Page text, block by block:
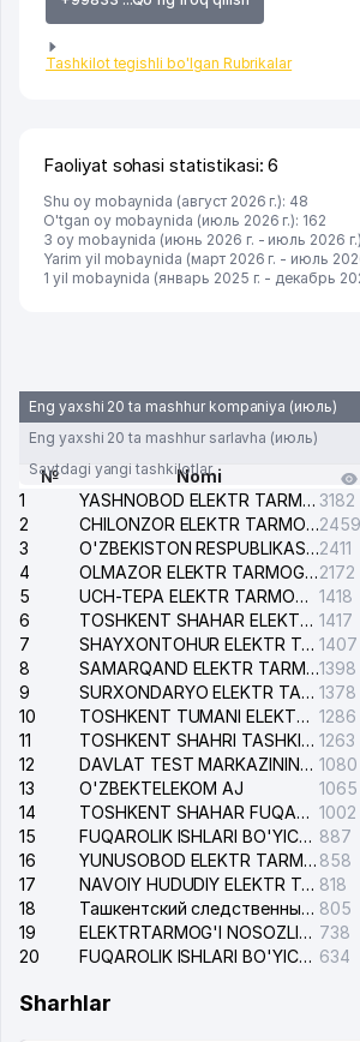
Tashkilot tegishli bo'lgan Rubrikalar
Faoliyat sohasi statistikasi: 6
Shu oy mobaynida (август 2026 г.): 48
O'tgan oy mobaynida (июль 2026 г.): 162
3 oy mobaynida (июнь 2026 г. - июль 2026
Yarim yil mobaynida (март 2026 г. - июль
1 yil mobaynida (январь 2025 г. - декабрь
Eng yaxshi 20 ta mashhur kompaniya (июль)
Eng yaxshi 20 ta mashhur sarlavha (июль)
Saytdagi yangi tashkilotlar
№
Nomi
1
YASHNOBOD ELEKTR TARMOG'I NOSOZLIKLARI XIZMATI 3182
2
CHILONZOR ELEKTR TARMOG'I NOSOZLIK XIZMATI2459
3
O'ZBEKISTON RESPUBLIKASI BOSH PROKURATURASI ISHONCH TELEFONI2411
4
OLMAZOR ELEKTR TARMOG'I NOSOZLIKLARI XIZMATI2172
5
UCH-TEPA ELEKTR TARMOG'I NOSOZLIKLARI XIZMATI 1418
6
TOSHKENT SHAHAR ELEKTR TARMOQLARI KORXONASI AJ 1417
7
SHAYXONTOHUR ELEKTR TARMOG'I NOSOZLIKLARINI TUZATISH XIZMATI 1407
8
SAMARQAND ELEKTR TARMOQLARI AJ1398
9
SURXONDARYO ELEKTR TARMOQLARI AJ 1378
10
TOSHKENT TUMANI ELEKTR TARMOG'I AVARIYA XIZMATI 1286
11
TOSHKENT SHAHRI TASHKILOT TELEFONLARI HAQIDA MA'LUMOT BYUROSI 1263
12
DAVLAT TEST MARKAZINING ISHONCH TELEFONLARI 1080
13
O'ZBEKTELEKOM AJ
1065
14
TOSHKENT SHAHAR FUQAROLIK ISHLARI BO'YICHA SUDI 1002
15
FUQAROLIK ISHLARI BO'YICHA YAKKASAROY TUMANLARARO SUDI 887
16
YUNUSOBOD ELEKTR TARMOG'I NOSOZLIKLARI XIZMATI 858
17
NAVOIY HUDUDIY ELEKTR TARMOQLARI KORXONASI AJ 818
18
Ташкентский следственный изолятор 805
19
ELEKTRTARMOG'I NOSOZLIKLARINI TO'ZATISH SERGELI XIZMATI 738
20
FUQAROLIK ISHLARI BO'YICHA UCH-TEPA TUMANI SUDI 634
Sharhlar